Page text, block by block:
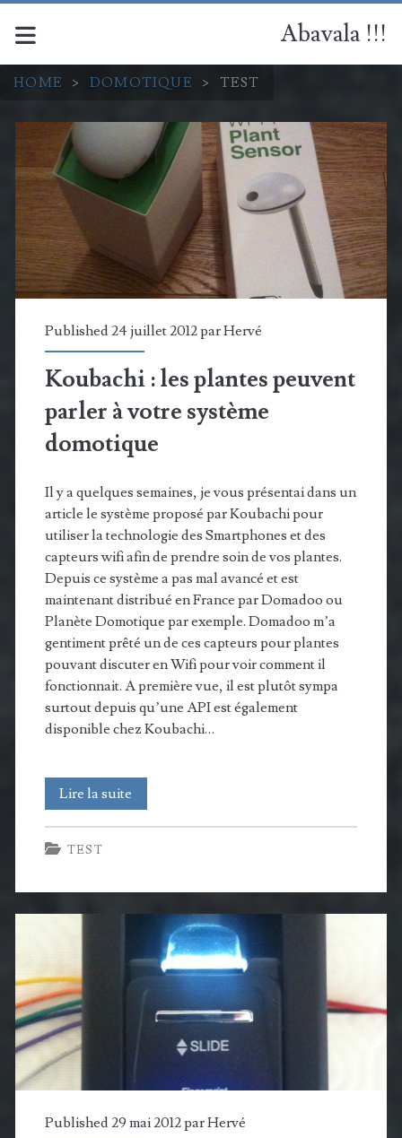
Abavala !!!
HOME > DOMOTIQUE > TEST
Catégorie :
<span>Test</span>
Published 24 juillet 2012 parHervé
Koubachi : les plantes peuvent
parler à votre système
domotique
Il y a quelques semaines, je vous présentai dans un
article le système proposé par Koubachi pour
utiliser la technologie des Smartphones et des
capteurs wifi afin de prendre soin de vos plantes.
Depuis ce système a pas mal avancé et est
maintenant distribué en France par Domadoo ou
Planète Domotique par exemple. Domadoo m’a
gentiment prêté un de ces capteurs pour plantes
pouvant discuter en Wifi pour voir comment il
fonctionnait. A première vue, il est plutôt sympa
surtout depuis qu’une API est également
disponible chez Koubachi…
Lire la suite
:
plantes
peuvent
parler
votre
système
domotique
TEST
Published 29 mai 2012 parHervé